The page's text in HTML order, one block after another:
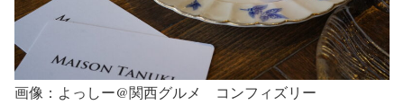
画像：よっしー@関西グルメ コンフィズリー